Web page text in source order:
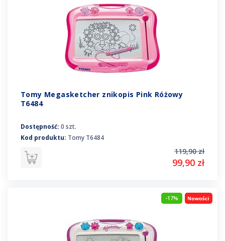
Tomy Megasketcher znikopis Pink Różowy
T6484
Dostępność: 0 szt.
Kod produktu: Tomy T6484
119,90 zł
99,90 zł
-17%